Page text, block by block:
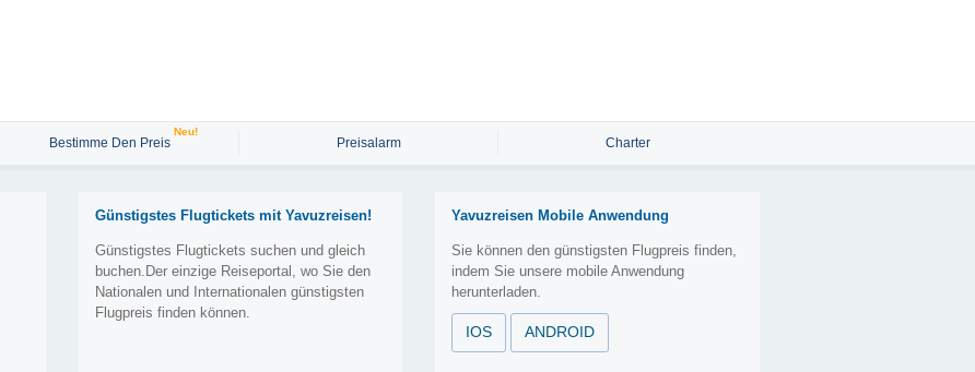
Bestimme Den Preis
Neu!
Preisalarm Charter
Günstigstes Flugtickets mit Yavuzreisen!
Günstigstes Flugtickets suchen und gleich
buchen.Der einzige Reiseportal, wo Sie den
Nationalen und Internationalen günstigsten
Flugpreis finden können.
Yavuzreisen Mobile Anwendung
Sie können den günstigsten Flugpreis finden,
indem Sie unsere mobile Anwendung
herunterladen.
IOS ANDROID